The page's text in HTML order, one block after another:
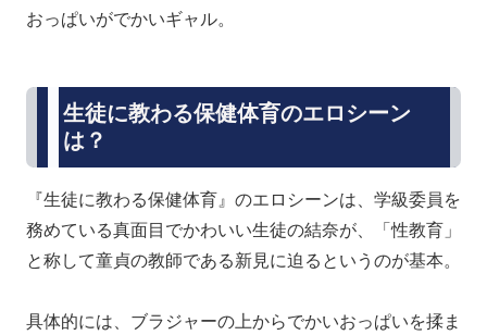
おっぱいがでかいギャル。
生徒に教わる保健体育のエロシーン
は？
『生徒に教わる保健体育』のエロシーンは、学級委員を
務めている真面目でかわいい生徒の結奈が、「性教育」
と称して童貞の教師である新見に迫るというのが基本。
具体的には、ブラジャーの上からでかいおっぱいを揉ま